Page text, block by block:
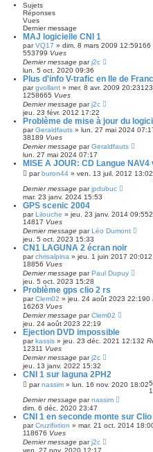
e
r
e
a
v
n
c
é
e
Sujets
Réponses
Vues
Dernier message
MAJ logicielle CNI 1
parVQ17 » dim. 8 mars 2009 12:59166
553799 Vues
Dernier message parj2c
lun. 5 oct. 2020 09:36
Plus d'info V-trafic en Ile de
pargvollant » mer. 8 avr. 2009 20:23123
1258665 Vues
Dernier message parj2c
jeu. 23 févr. 2012 17:22
Problème de mise à jour du
parGeraldfauts » lun. 27 mai 2024
38189 Vues
Dernier message parGeraldfauts
lun. 27 mai 2024 07:17
MISE A JOUR: CD Langue NAV4
parburon44 » ven. 13 juil. 2012 13:02
Dernier message parjpdubuc
mar. 23 janv. 2024 15:53
GPS scenic 2004
parLilouche » jeu. 23 janv. 2014 09:552
14817 Vues
Dernier message parLéo Dumont
jeu. 5 oct. 2023 15:33
CN1 LAGUNA 2 écran noir
parchrisalpina » jeu. 1 juin 2017 20:012
18856 Vues
Dernier message parPaul Dupuy
jeu. 5 oct. 2023 15:28
Problème gps clio 2 rs
parClem02 » jeu. 24 août 2023 22:190
16263 Vues
Dernier message parClem02
jeu. 24 août 2023 22:19
Ejection DVD impossible
parkassis » jeu. 23 déc. 2021 12:132
12311 Vues
Dernier message parj2c
jeu. 13 janv. 2022 15:32
CNI 1 sur laguna 2PH2
parnassim » lun. 16 nov. 2020 18:02
Dernier message parnassim
dim. 6 déc. 2020 23:47
CNI 1 en seconde monte sur Clio
parCruzifixtion » mar. 21 oct. 2014
118676 Vues
Dernier message parj2c
ven. 27 nov. 2020 12:17